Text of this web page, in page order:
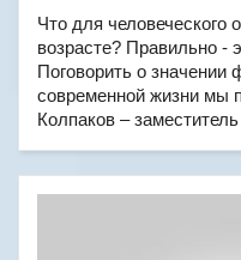
Что для человеческого
возрасте? Правильно -
Поговорить о значении
современной жизни мы
Колпаков –